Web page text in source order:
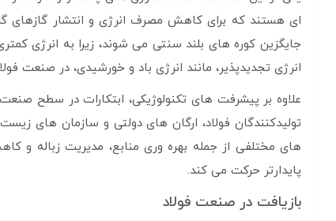
ای هستند که برای کاهش مصرف انرژی و انتشار گازهای
جایگزین کوره های بلند سنتی می شوند، زیرا به انرژی
انرژی تجدیدپذیر، مانند انرژی باد و خورشیدی، در صنعت
علاوه بر پیشرفت های تکنولوژیکی، ابتکارات در سطح
تولیدکنندگان فولاد، ارگان های دولتی و سازمان های
های مختلفی از جمله بهره وری منابع، مدیریت زباله و
پایدارتر حرکت می کند.
بازیافت در صنعت فولاد